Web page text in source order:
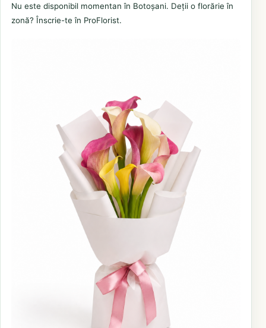
Nu este disponibil momentan în Botoșani. Deții o florărie în
zonă? Înscrie-te în ProFlorist.